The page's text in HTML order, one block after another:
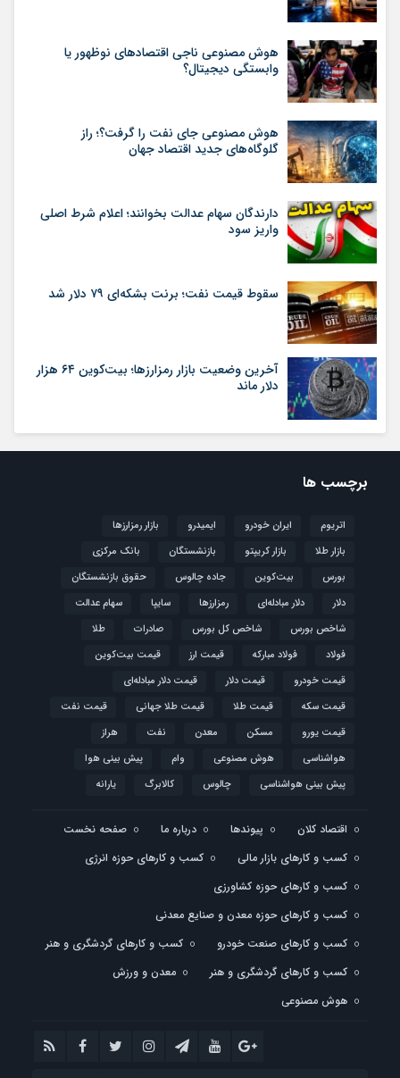
هوش مصنوعی ناجی اقتصادهای نوظهور یا
وابستگی دیجیتال؟
هوش مصنوعی جای نفت را گرفت؟؛ راز
گلوگاه‌های جدید اقتصاد جهان
دارندگان سهام عدالت بخوانند؛ اعلام شرط اصلی
واریز سود
سقوط قیمت نفت؛ برنت بشکه‌ای ۷۹ دلار شد
آخرین وضعیت بازار رمزارزها؛ بیت‌کوین ۶۴ هزار
دلار ماند
برچسب ها
اتریوم ایران خودرو ایمیدرو
بازار رمزارزها
بازار طلا
بازار کریپتو بازنشستگان
بانک مرکزی
بورس
بیت‌کوین جاده چالوس
حقوق بازنشستگان
دلار
دلار مبادله‌ای رمزارزها سایپا
سهام عدالت
شاخص بورس
شاخص کل بورس صادرات
طلا
فولاد
فولاد مبارکه قیمت ارز
قیمت بیت‌کوین
قیمت خودرو
قیمت دلار
قیمت دلار مبادله‌ای
قیمت سکه
قیمت طلا قیمت طلا جهانی
قیمت نفت
قیمت یورو
مسکن معدن نفت
هراز
هواشناسی
هوش مصنوعی وام
پیش بینی هوا
پیش بینی هواشناسی
چالوس کالابرگ یارانه
اقتصاد کلان پیوندها درباره ما
صفحه نخست
کسب و کارهای بازار مالی
کسب و کارهای حوزه انرژی
کسب و کارهای حوزه کشاورزی
کسب و کارهای حوزه معدن و صنایع معدنی
کسب و کارهای صنعت خودرو
کسب و کارهای گردشگری و هنر
کسب و کارهای گردشگری و هنر
معدن و ورزش
هوش مصنوعی